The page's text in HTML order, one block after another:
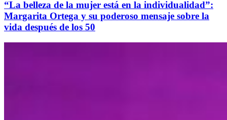
“La belleza de la mujer está en la individualidad”:
Margarita Ortega y su poderoso mensaje sobre la
vida después de los 50